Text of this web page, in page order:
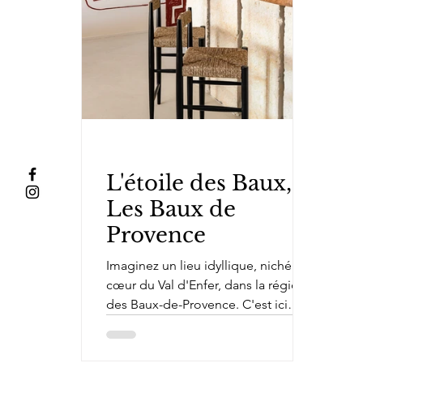
L'étoile des Baux,
Les Baux de
Provence
Imaginez un lieu idyllique, niché au
cœur du Val d'Enfer, dans la région
des Baux-de-Provence. C'est ici